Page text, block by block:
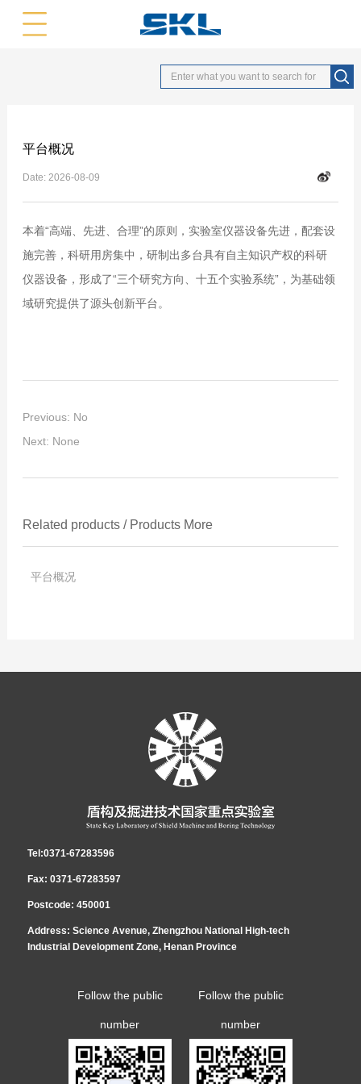
中文版 英文版
平台概况
Date: 2026-08-09
本着“高端、先进、合理”的原则，实验室仪器设备先进，配套设
施完善，科研用房集中，研制出多台具有自主知识产权的科研
仪器设备，形成了“三个研究方向、十五个实验系统”，为基础领
域研究提供了源头创新平台。
Previous: No
Next: None
Related products / Products More
平台概况
Tel:0371-67283596
Fax: 0371-67283597
Postcode: 450001
Address: Science Avenue, Zhengzhou National High-tech
Industrial Development Zone, Henan Province
Follow the public
number
Follow the public
number